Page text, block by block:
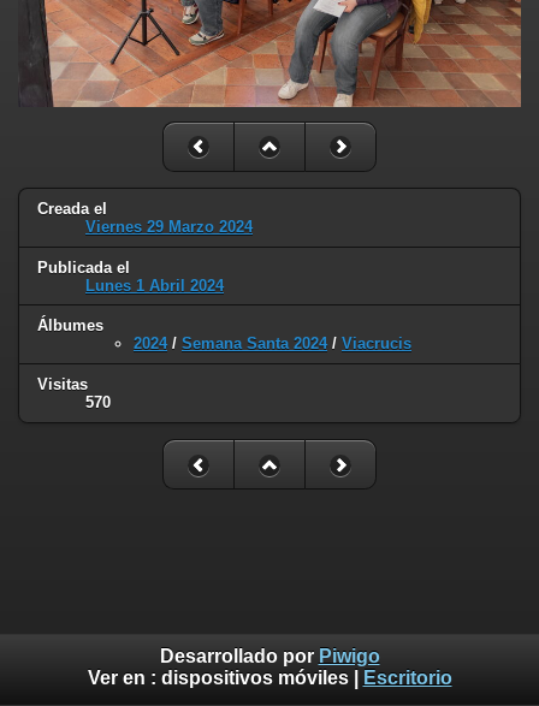
Creada el
Viernes 29 Marzo 2024
Publicada el
Lunes 1 Abril 2024
Álbumes
2024/ Semana Santa 2024/ Viacrucis
Visitas
570
Desarrollado por Piwigo
Ver en : dispositivos móviles| Escritorio